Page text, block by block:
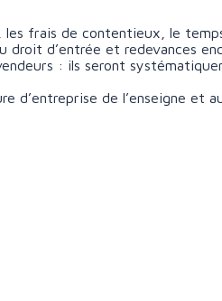
frais de contentieux, le
d’entrée et redevances
: ils seront
d’entreprise de l’enseigne et